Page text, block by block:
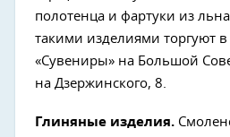
полотенца и фартуки из
такими изделиями торгуют в
«Сувениры» на Большой
на Дзержинского, 8.
Глиняные изделия.